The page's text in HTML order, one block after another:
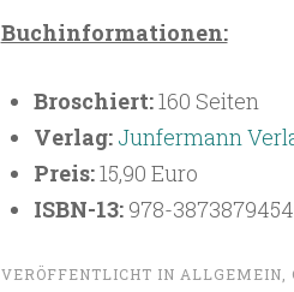
Buchinformationen:
Broschiert:160 Seiten
Verlag: Junfermann
Preis:15,90 Euro
ISBN-13:978-3873879454
VERÖFFENTLICHT IN ALLGEMEIN